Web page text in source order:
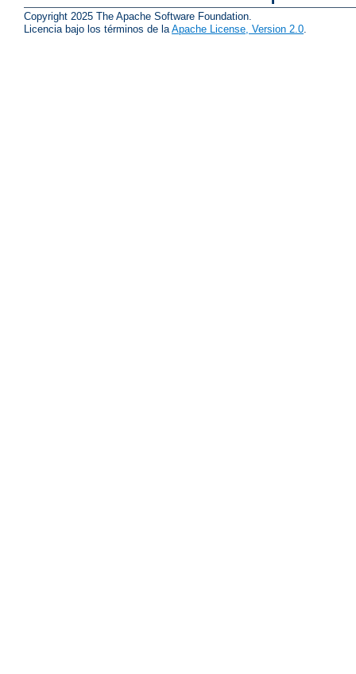
Copyright 2025 The Apache Software Foundation.
Licencia bajo los términos de laApache License, Version 2.0.